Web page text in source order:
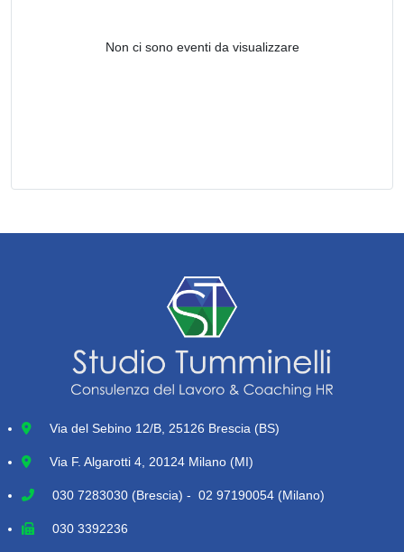
Non ci sono eventi da visualizzare
Via del Sebino 12/B, 25126 Brescia (BS)
Via F. Algarotti 4, 20124 Milano (MI)
030 7283030 (Brescia) - 02 97190054 (Milano)
030 3392236